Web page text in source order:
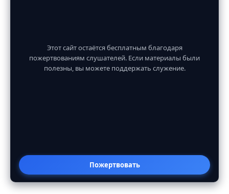
Этот сайт остаётся бесплатным благодаря
пожертвованиям слушателей. Если материалы были
полезны, вы можете поддержать служение.
Пожертвовать